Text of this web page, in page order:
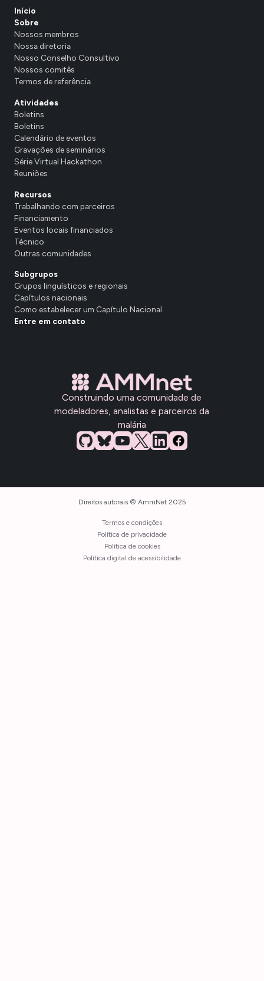
Construindo uma comunidade de
modeladores, analistas e parceiros da
malária
Início
Sobre
Nossos membros
Nossa diretoria
Nosso Conselho Consultivo
Nossos comitês
Termos de referência
Atividades
Boletins
Boletins
Calendário de eventos
Gravações de seminários
Série Virtual Hackathon
Reuniões
Recursos
Trabalhando com parceiros
Financiamento
Eventos locais financiados
Técnico
Outras comunidades
Subgrupos
Grupos linguísticos e regionais
Capítulos nacionais
Como estabelecer um Capítulo Nacional
Entre em contato
Direitos autorais © AmmNet 2025
Termos e condições
Política de privacidade
Política de cookies
Política digital de acessibilidade